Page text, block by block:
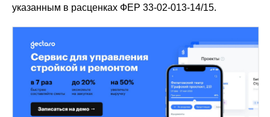
указанным в расценках ФЕР 33-02-013-14/15.